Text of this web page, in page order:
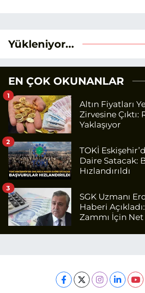
Yükleniyor...
EN ÇOK OKUNANLAR
Altın Fiyatları
Zirvesine Çıktı:
Yaklaşıyor
1
TOKİ
Daire Satacak:
Hızlandırıldı
2
SGK Uzmanı
Haberi
Zammı İçin
3